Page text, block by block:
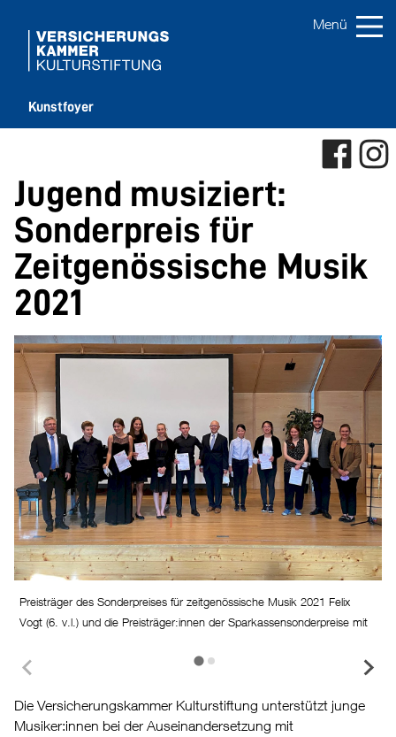
Kunstfoyer
Jugend musiziert:
Sonderpreis für
Zeitgenössische Musik
2021
Preisträger des Sonderpreises für zeitgenössische Musik 2021 Felix
Vogt (6. v.l.) und die Preisträger:innen der Sparkassensonderpreise mit
(1.v.r.)
Die Versicherungskammer Kulturstiftung unterstützt junge
Musiker:innen bei der Auseinandersetzung mit